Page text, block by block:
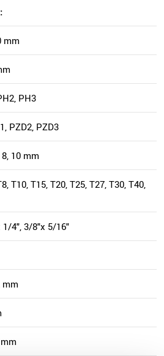
mm
PH3
PZD2, PZD3
10 mm
T10, T15, T20, T25, T27, T30, T40,
4", 3/8"x 5/16"
mm